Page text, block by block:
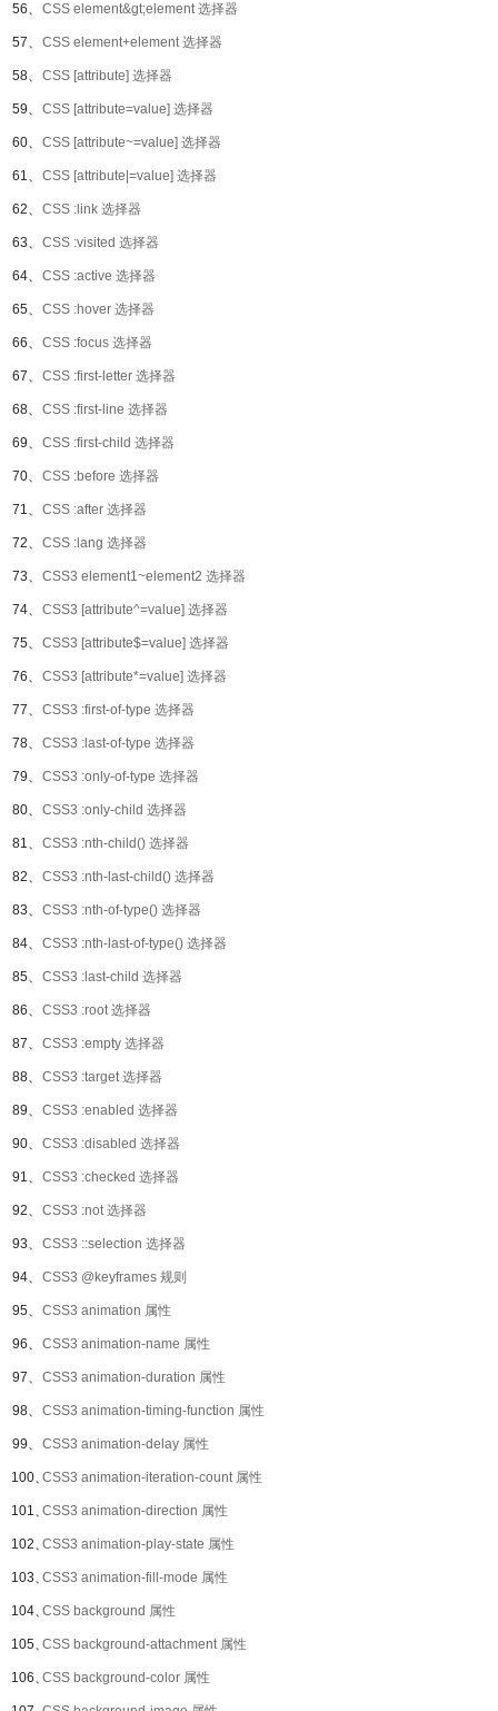
56、 CSS element&gt;element 选择器
57、 CSS element+element 选择器
58、 CSS [attribute] 选择器
59、 CSS [attribute=value] 选择器
60、 CSS [attribute~=value] 选择器
61、 CSS [attribute|=value] 选择器
62、 CSS :link 选择器
63、 CSS :visited 选择器
64、 CSS :active 选择器
65、 CSS :hover 选择器
66、 CSS :focus 选择器
67、 CSS :first-letter 选择器
68、 CSS :first-line 选择器
69、 CSS :first-child 选择器
70、 CSS :before 选择器
71、 CSS :after 选择器
72、 CSS :lang 选择器
73、 CSS3 element1~element2 选择器
74、 CSS3 [attribute^=value] 选择器
75、 CSS3 [attribute$=value] 选择器
76、 CSS3 [attribute*=value] 选择器
77、 CSS3 :first-of-type 选择器
78、 CSS3 :last-of-type 选择器
79、 CSS3 :only-of-type 选择器
80、 CSS3 :only-child 选择器
81、 CSS3 :nth-child() 选择器
82、 CSS3 :nth-last-child() 选择器
83、 CSS3 :nth-of-type() 选择器
84、 CSS3 :nth-last-of-type() 选择器
85、 CSS3 :last-child 选择器
86、 CSS3 :root 选择器
87、 CSS3 :empty 选择器
88、 CSS3 :target 选择器
89、 CSS3 :enabled 选择器
90、 CSS3 :disabled 选择器
91、 CSS3 :checked 选择器
92、 CSS3 :not 选择器
93、 CSS3 ::selection 选择器
94、 CSS3 @keyframes 规则
95、 CSS3 animation 属性
96、 CSS3 animation-name 属性
97、 CSS3 animation-duration 属性
98、 CSS3 animation-timing-function 属性
99、 CSS3 animation-delay 属性
100、CSS3 animation-iteration-count 属性
101、CSS3 animation-direction 属性
102、CSS3 animation-play-state 属性
103、CSS3 animation-fill-mode 属性
104、CSS background 属性
105、CSS background-attachment 属性
106、CSS background-color 属性